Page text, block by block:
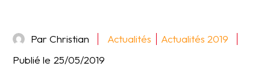
Par Christian Actualités
Actualités 2019
Publié le 25/05/2019